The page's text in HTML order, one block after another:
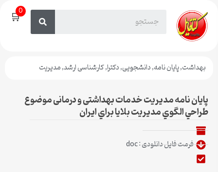
🛒0
بهداشت,پایان نامه,دانشجویی,دکترا,کارشناسی ارشد,مدیریت
پایان نامه مدیریت خدمات بهداشتی و درمانی موضوع
طراحي الگوي مديريت بلايا براي ايران
فرمت فایل دانلودی : doc